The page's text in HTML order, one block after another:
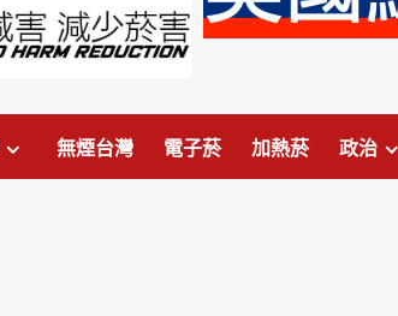
無煙台灣 電子菸 加熱菸 政治